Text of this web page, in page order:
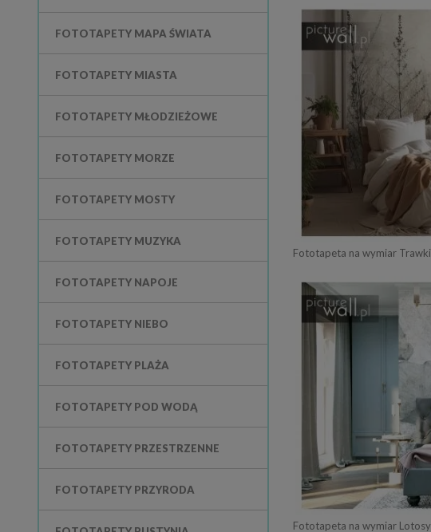
Fototapeta na wymiar Trawki
Fototapeta na wymiar Lotosy
FOTOTAPETY MAPA ŚWIATA
FOTOTAPETY MIASTA
FOTOTAPETY MŁODZIEŻOWE
FOTOTAPETY MORZE
FOTOTAPETY MOSTY
FOTOTAPETY MUZYKA
FOTOTAPETY NAPOJE
FOTOTAPETY NIEBO
FOTOTAPETY PLAŻA
FOTOTAPETY POD WODĄ
FOTOTAPETY PRZESTRZENNE
FOTOTAPETY PRZYRODA